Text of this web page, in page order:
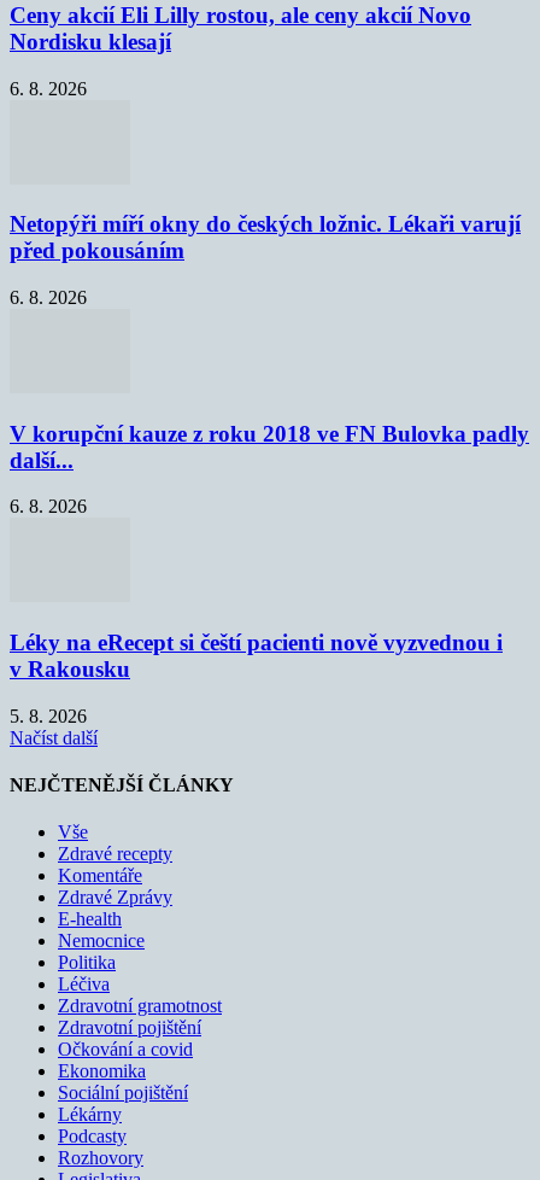
Ceny akcií Eli Lilly rostou, ale ceny akcií Novo
Nordisku klesají
6. 8. 2026
Netopýři míří okny do českých ložnic. Lékaři varují
před pokousáním
6. 8. 2026
V korupční kauze z roku 2018 ve FN Bulovka padly
další...
6. 8. 2026
Léky na eRecept si čeští pacienti nově vyzvednou i
v Rakousku
5. 8. 2026
Načíst další
NEJČTENĚJŠÍ ČLÁNKY
Vše
Zdravé recepty
Komentáře
Zdravé Zprávy
E-health
Nemocnice
Politika
Léčiva
Zdravotní gramotnost
Zdravotní pojištění
Očkování a covid
Ekonomika
Sociální pojištění
Lékárny
Podcasty
Rozhovory